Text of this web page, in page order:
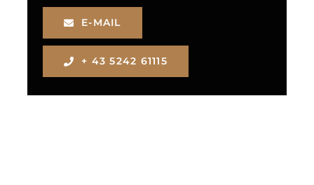
E-MAIL
+ 43 5242 61115